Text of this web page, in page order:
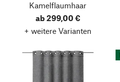
Kamelflaumhaar
ab 299,00 €
+ weitere Varianten